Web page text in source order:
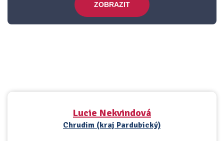
ZOBRAZIT
Lucie Nekvindová
Chrudim (kraj Pardubický)